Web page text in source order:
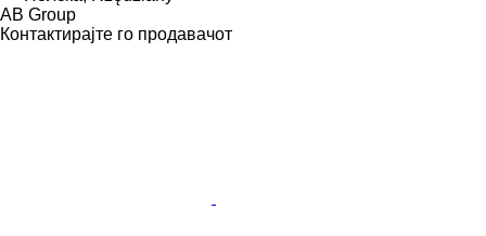
AB Group
Контактирајте го продавачот